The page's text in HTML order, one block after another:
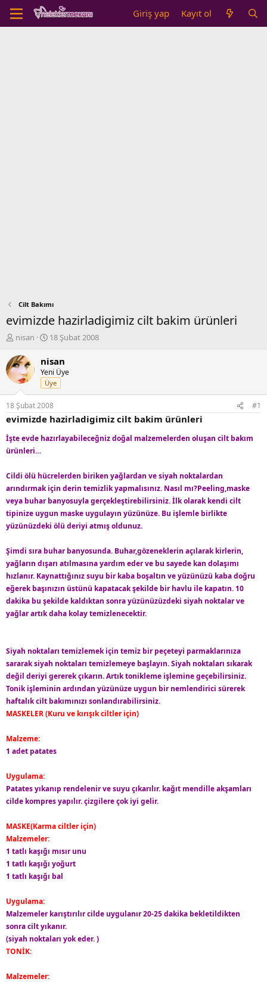
Giriş yap Kayıt ol
Cilt Bakımı
evimizde hazirladigimiz cilt bakim ürünleri
K
n
b
u
y
u
b
a
l
a
a
n
nisan
B
ş
l
a
n
g
ı
ç
a
h
i
18 Şubat 2008
nisan
Yeni Üye
Üye
18 Şubat 2008 #1
evimizde hazirladigimiz cilt bakim ürünleri
İşte evde hazırlayabileceğniz doğal malzemelerden oluşan cilt bakım
ürünleri…
Cildi ölü hücrelerden biriken yağlardan ve siyah noktalardan
arındırmak için derin temizlik yapmalısınız. Nasıl mı?Peeling,maske
veya buhar banyosuyla gerçekleştirebilirsiniz. İlk olarak kendi cilt
tipinize uygun maske uygulayın yüzünüze. Bu işlemle birlikte
yüzünüzdeki ölü deriyi atmış oldunuz.
Şimdi sıra buhar banyosunda. Buhar,gözeneklerin açılarak kirlerin,
yağların dışarı atılmasına yardım eder ve bu sayede kan dolaşımı
hızlanır. Kaynattığınız suyu bir kaba boşaltın ve yüzünüzü kaba doğru
eğerek başınızın üstünü kapatacak şekilde bir havlu ile kapatın. 10
dakika bu şekilde kaldıktan sonra yüzünüzüzdeki siyah noktalar ve
yağlar artık daha kolay temizlenecektir.
Siyah noktaları temizlemek için temiz bir peçeteyi parmaklarınıza
sararak siyah noktaları temizlemeye başlayın. Siyah noktaları sıkarak
değil deriyi gererek çıkarın. Artık tonikleme işlemine geçebilirsiniz.
Tonik işleminin ardından yüzünüze uygun bir nemlendirici sürerek
haftalık cilt bakımınızı sonlandırabilirsiniz.
MASKELER (Kuru ve kırışık ciltler için)
Malzeme:
1 adet patates
Uygulama:
Patates yıkanıp rendelenir ve suyu çıkarılır. kağıt mendille akşamları
cilde kompres yapılır. çizgilere çok iyi gelir.
MASKE(Karma ciltler için)
Malzemeler:
1 tatlı kaşığı mısır unu
1 tatlı kaşığı yoğurt
1 tatlı kaşığı bal
Uygulama:
Malzemeler karıştırılır cilde uygulanır 20-25 dakika bekletildikten
sonra cilt yıkanır.
(siyah noktaları yok eder. )
TONİK:
Malzemeler: